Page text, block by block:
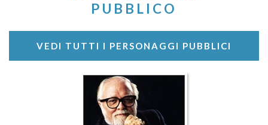
PUBBLICO
VEDI TUTTI I PERSONAGGI PUBBLICI